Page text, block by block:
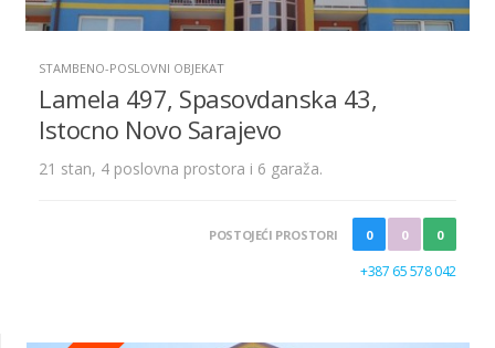
STAMBENO-POSLOVNI OBJEKAT
Lamela 497, Spasovdanska 43,
Istocno Novo Sarajevo
21 stan, 4 poslovna prostora i 6 garaža.
POSTOJEĆI PROSTORI 0 0 0
+387 65 578 042